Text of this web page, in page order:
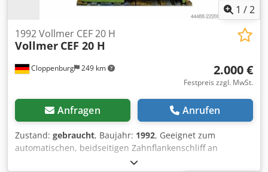
1 /2
Cloppenburg 249 km
1992 Vollmer CEF 20 H
Vollmer CEF 20 H
2.000 €
Festpreis zzgl. MwSt.
Anfragen Anrufen
Zustand: gebraucht, Baujahr: 1992, Geeignet zum
automatischen, beidseitigen Zahnflankenschliff an
hartmetallbestückten Kreissägeblättern. Zubehör: